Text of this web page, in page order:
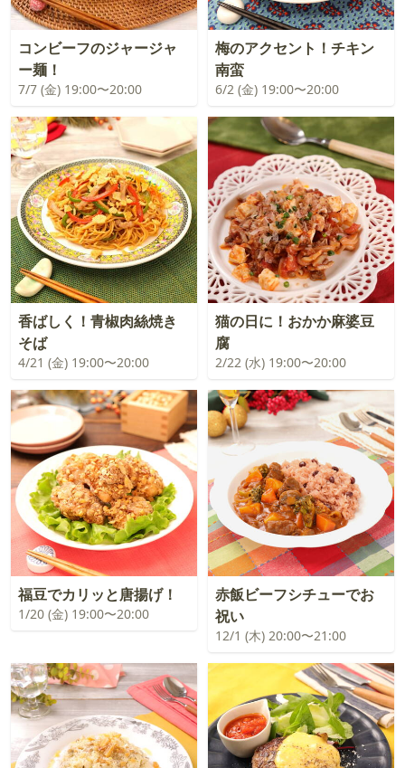
コンビーフのジャージャ
ー麺！
7/7 (金) 19:00〜20:00
梅のアクセント！チキン
南蛮
6/2 (金) 19:00〜20:00
香ばしく！青椒肉絲焼き
そば
4/21 (金) 19:00〜20:00
猫の日に！おかか麻婆豆
腐
2/22 (水) 19:00〜20:00
福豆でカリッと唐揚げ！
1/20 (金) 19:00〜20:00
赤飯ビーフシチューでお
祝い
12/1 (木) 20:00〜21:00